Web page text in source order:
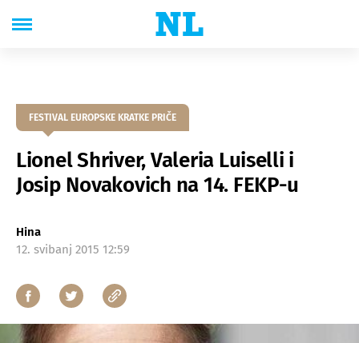
FESTIVAL EUROPSKE KRATKE PRIČE
Lionel Shriver, Valeria Luiselli i
Josip Novakovich na 14. FEKP-u
Hina
12. svibanj 2015 12:59